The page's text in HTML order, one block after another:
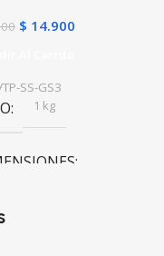
$ 14.900
SS-GS3
1 kg
× 10 cm